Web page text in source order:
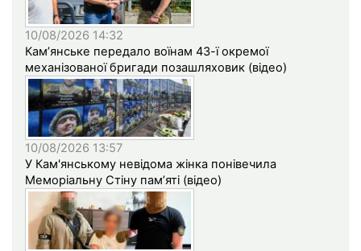
10/08/2026 14:32
Кам’янське передало воїнам 43-ї окремої
механізованої бригади позашляховик (відео)
10/08/2026 13:57
У Кам'янському невідома жінка понівечила
Меморіальну Стіну пам’яті (відео)